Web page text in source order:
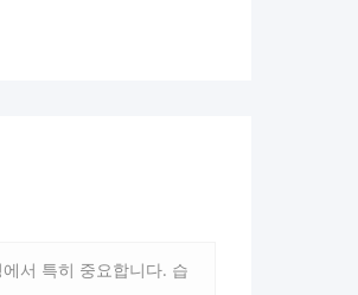
서 특히 중요합니다. 습